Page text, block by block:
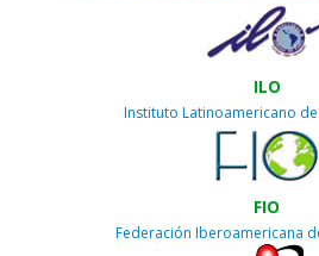
ILO
Instituto Latinoamericano
FIO
Federación Iberoamericana